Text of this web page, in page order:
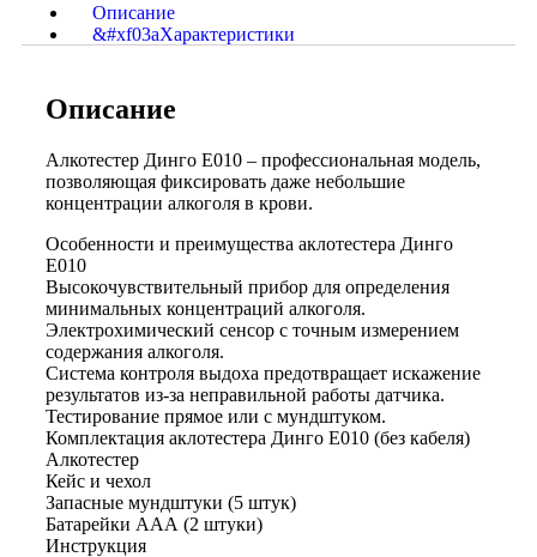
Описание
Характеристики
Описание
Алкотестер Динго E010 – профессиональная модель,
позволяющая фиксировать даже небольшие
концентрации алкоголя в крови.
Особенности и преимущества аклотестера Динго
E010
Высокочувствительный прибор для определения
минимальных концентраций алкоголя.
Электрохимический сенсор с точным измерением
содержания алкоголя.
Система контроля выдоха предотвращает искажение
результатов из-за неправильной работы датчика.
Тестирование прямое или с мундштуком.
Комплектация аклотестера Динго E010 (без кабеля)
Алкотестер
Кейс и чехол
Запасные мундштуки (5 штук)
Батарейки ААА (2 штуки)
Инструкция